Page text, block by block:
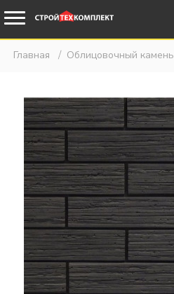
Главная Облицовочный камень